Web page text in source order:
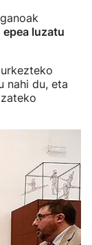
epea luzatu
nahi du, eta